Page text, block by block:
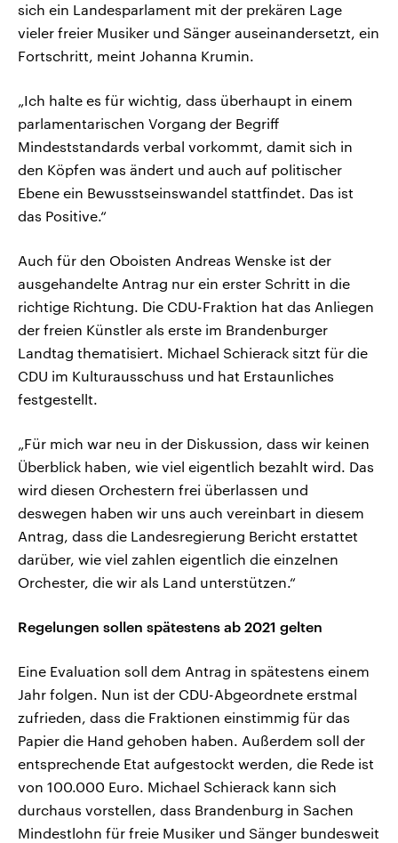
sich ein Landesparlament mit der prekären Lage
vieler freier Musiker und Sänger auseinandersetzt, ein
Fortschritt, meint Johanna Krumin.
„Ich halte es für wichtig, dass überhaupt in einem
parlamentarischen Vorgang der Begriff
Mindeststandards verbal vorkommt, damit sich in
den Köpfen was ändert und auch auf politischer
Ebene ein Bewusstseinswandel stattfindet. Das ist
das Positive.“
Auch für den Oboisten Andreas Wenske ist der
ausgehandelte Antrag nur ein erster Schritt in die
richtige Richtung. Die CDU-Fraktion hat das Anliegen
der freien Künstler als erste im Brandenburger
Landtag thematisiert. Michael Schierack sitzt für die
CDU im Kulturausschuss und hat Erstaunliches
festgestellt.
„Für mich war neu in der Diskussion, dass wir keinen
Überblick haben, wie viel eigentlich bezahlt wird. Das
wird diesen Orchestern frei überlassen und
deswegen haben wir uns auch vereinbart in diesem
Antrag, dass die Landesregierung Bericht erstattet
darüber, wie viel zahlen eigentlich die einzelnen
Orchester, die wir als Land unterstützen.“
Regelungen sollen spätestens ab 2021 gelten
Eine Evaluation soll dem Antrag in spätestens einem
Jahr folgen. Nun ist der CDU-Abgeordnete erstmal
zufrieden, dass die Fraktionen einstimmig für das
Papier die Hand gehoben haben. Außerdem soll der
entsprechende Etat aufgestockt werden, die Rede ist
von 100.000 Euro. Michael Schierack kann sich
durchaus vorstellen, dass Brandenburg in Sachen
Mindestlohn für freie Musiker und Sänger bundesweit